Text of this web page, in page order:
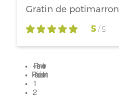
Gratin de potimarron
5/ 5
Pagination
Première
page
« Premier
Page
précédente
‹ Précédent
Page
1
Page
2